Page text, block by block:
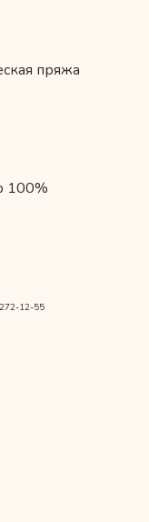
пряжа
100%
12-55